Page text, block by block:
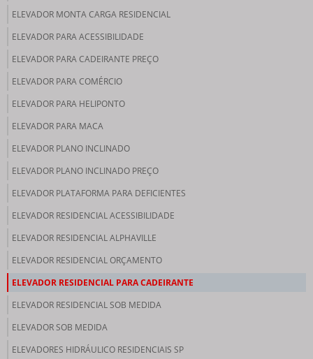
ELEVADOR MONTA CARGA RESIDENCIAL
ELEVADOR PARA ACESSIBILIDADE
ELEVADOR PARA CADEIRANTE PREÇO
ELEVADOR PARA COMÉRCIO
ELEVADOR PARA HELIPONTO
ELEVADOR PARA MACA
ELEVADOR PLANO INCLINADO
ELEVADOR PLANO INCLINADO PREÇO
ELEVADOR PLATAFORMA PARA DEFICIENTES
ELEVADOR RESIDENCIAL ACESSIBILIDADE
ELEVADOR RESIDENCIAL ALPHAVILLE
ELEVADOR RESIDENCIAL ORÇAMENTO
ELEVADOR RESIDENCIAL PARA CADEIRANTE
ELEVADOR RESIDENCIAL SOB MEDIDA
ELEVADOR SOB MEDIDA
ELEVADORES HIDRÁULICO RESIDENCIAIS SP